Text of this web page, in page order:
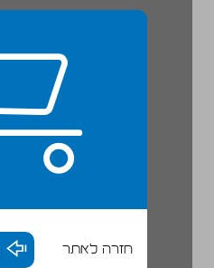
חזרה לאתר